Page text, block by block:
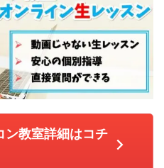
ン教室詳細はコチ